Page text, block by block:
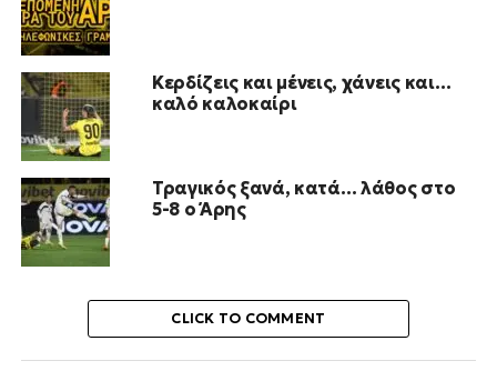
Κερδίζεις και μένεις, χάνεις και…
καλό καλοκαίρι
Τραγικός ξανά, κατά… λάθος στο
5-8 ο Άρης
CLICK TO COMMENT